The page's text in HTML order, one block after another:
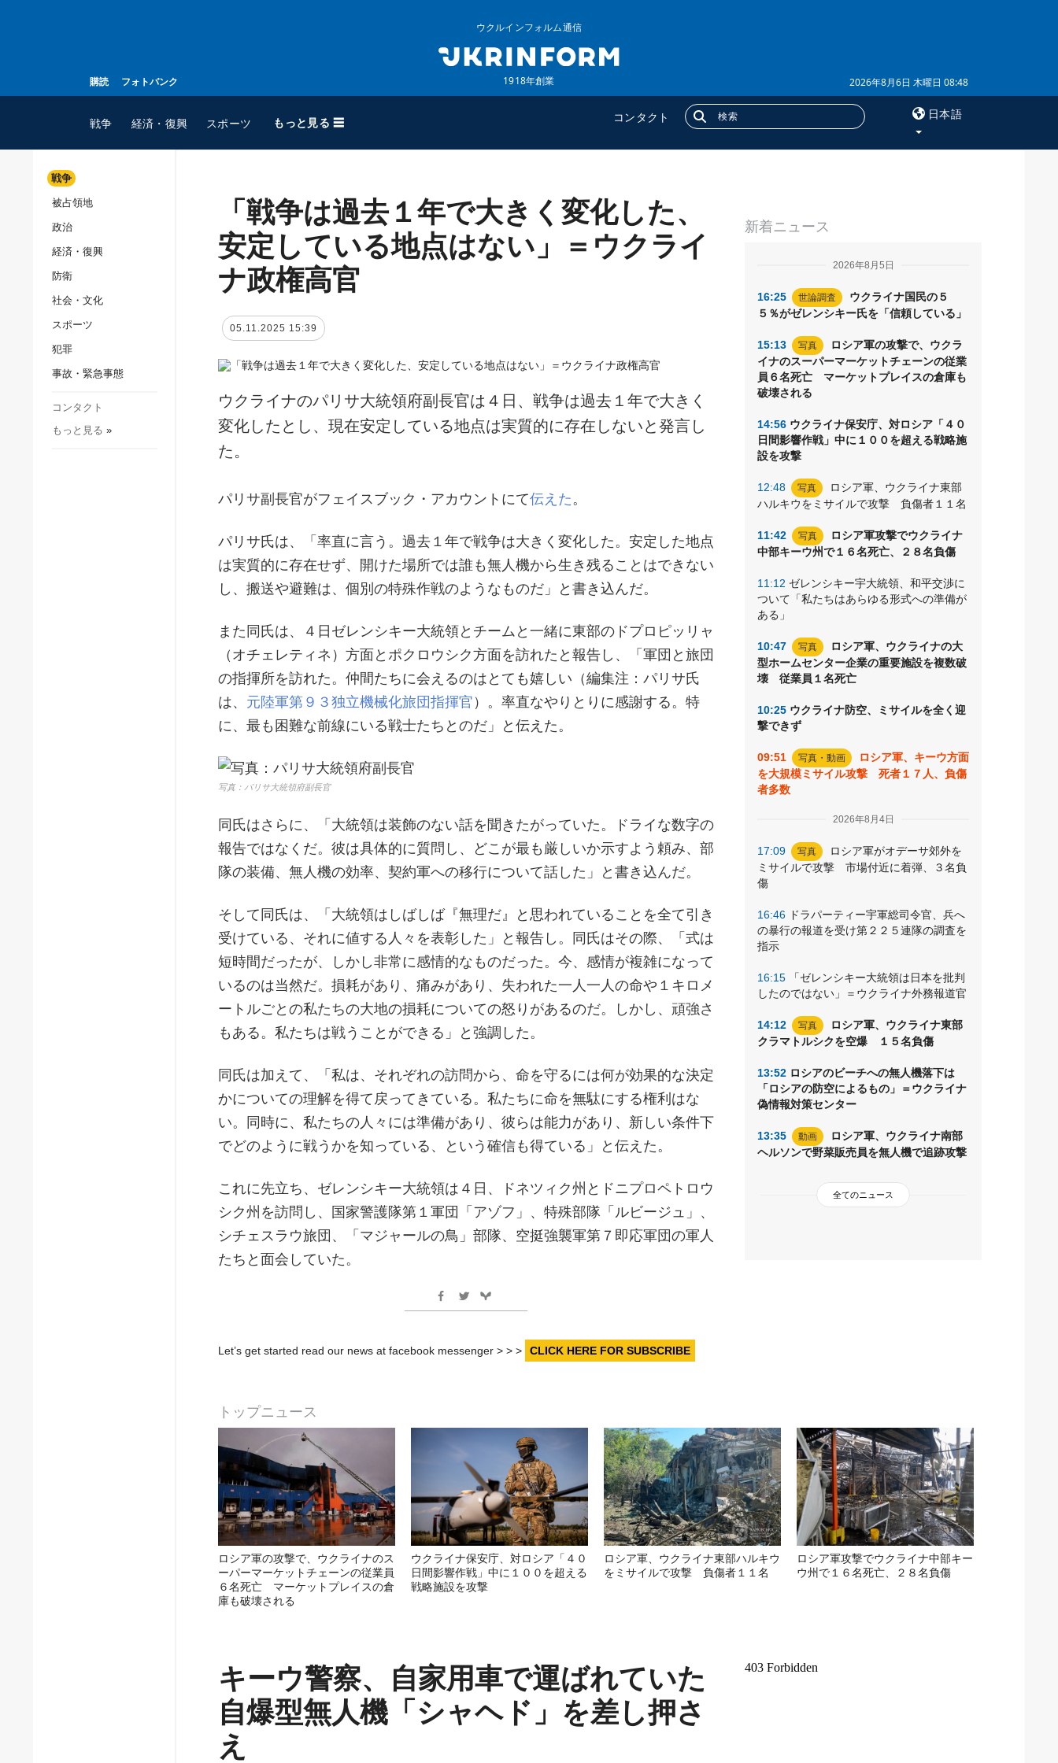
購読 フォトバンク
ウクルインフォルム通信
1918年創業 2026年8月6日 木曜日 08:48
戦争 経済・復興 スポーツ もっと見る ☰ コンタクト 日本語
スポーツ
ウクルインフォルム
ウクルインフォルムについ
て
コンタクト
追加
インタビュー
購読
戦争
被占領地
政治
経済・復興
防衛
社会・文化
スポーツ
犯罪
事故・緊急事態
コンタクト
もっと見る »
新着ニュース
2026年8月5日
16:25 世論調査
ウクライナ国民の５
５％がゼレンシキー氏を「信頼している」
15:13 写真
ロシア軍の攻撃で、ウクラ
イナのスーパーマーケットチェーンの従業
員６名死亡 マーケットプレイスの倉庫も
破壊される
14:56 ウクライナ保安庁、対ロシア「４０
日間影響作戦」中に１００を超える戦略施
設を攻撃
12:48 写真
ロシア軍、ウクライナ東部
ハルキウをミサイルで攻撃 負傷者１１名
11:42 写真
ロシア軍攻撃でウクライナ
中部キーウ州で１６名死亡、２８名負傷
11:12 ゼレンシキー宇大統領、和平交渉に
ついて「私たちはあらゆる形式への準備が
ある」
10:47 写真
ロシア軍、ウクライナの大
型ホームセンター企業の重要施設を複数破
壊 従業員１名死亡
10:25 ウクライナ防空、ミサイルを全く迎
撃できず
09:51 写真・動画
ロシア軍、キーウ方面
を大規模ミサイル攻撃 死者１７人、負傷
者多数
2026年8月4日
17:09 写真
ロシア軍がオデーサ郊外を
ミサイルで攻撃 市場付近に着弾、３名負
傷
16:46 ドラパーティー宇軍総司令官、兵へ
の暴行の報道を受け第２２５連隊の調査を
指示
16:15 「ゼレンシキー大統領は日本を批判
したのではない」＝ウクライナ外務報道官
14:12 写真
ロシア軍、ウクライナ東部
クラマトルシクを空爆 １５名負傷
13:52 ロシアのビーチへの無人機落下は
「ロシアの防空によるもの」＝ウクライナ
偽情報対策センター
13:35 動画
ロシア軍、ウクライナ南部
ヘルソンで野菜販売員を無人機で追跡攻撃
全てのニュース
「戦争は過去１年で大きく変化した、
安定している地点はない」＝ウクライ
ナ政権高官
05.11.2025 15:39
ウクライナのパリサ大統領府副長官は４日、戦争は過去１年で大きく
変化したとし、現在安定している地点は実質的に存在しないと発言し
た。
パリサ副長官がフェイスブック・アカウントにて伝えた 。
パリサ氏は、「率直に言う。過去１年で戦争は大きく変化した。安定した地点
は実質的に存在せず、開けた場所では誰も無人機から生き残ることはできない
し、搬送や避難は、個別の特殊作戦のようなものだ」と書き込んだ。
また同氏は、４日ゼレンシキー大統領とチームと一緒に東部のドプロピッリャ
（オチェレティネ）方面とポクロウシク方面を訪れたと報告し、「軍団と旅団
の指揮所を訪れた。仲間たちに会えるのはとても嬉しい（編集注：パリサ氏
は、 元陸軍第９３独立機械化旅団指揮官 ）。率直なやりとりに感謝する。特
に、最も困難な前線にいる戦士たちとのだ」と伝えた。
写真：パリサ大統領府副長官
同氏はさらに、「大統領は装飾のない話を聞きたがっていた。ドライな数字の
報告ではなくだ。彼は具体的に質問し、どこが最も厳しいか示すよう頼み、部
隊の装備、無人機の効率、契約軍への移行について話した」と書き込んだ。
そして同氏は、「大統領はしばしば『無理だ』と思われていることを全て引き
受けている、それに値する人々を表彰した」と報告し。同氏はその際、「式は
短時間だったが、しかし非常に感情的なものだった。今、感情が複雑になって
いるのは当然だ。損耗があり、痛みがあり、失われた一人一人の命や１キロメ
ートルごとの私たちの大地の損耗についての怒りがあるのだ。しかし、頑強さ
もある。私たちは戦うことができる」と強調した。
同氏は加えて、「私は、それぞれの訪問から、命を守るには何が効果的な決定
かについての理解を得て戻ってきている。私たちに命を無駄にする権利はな
い。同時に、私たちの人々には準備があり、彼らは能力があり、新しい条件下
でどのように戦うかを知っている、という確信も得ている」と伝えた。
これに先立ち、ゼレンシキー大統領は４日、ドネツィク州とドニプロペトロウ
シク州を訪問し、国家警護隊第１軍団「アゾフ」、特殊部隊「ルビージュ」、
シチェスラウ旅団、「マジャールの鳥」部隊、空挺強襲軍第７即応軍団の軍人
たちと面会していた。
Let’s get started read our news at facebook messenger > > > CLICK HERE FOR SUBSCRIBE
トップニュース
ロシア軍の攻撃で、ウクライナのス
ーパーマーケットチェーンの従業員
６名死亡 マーケットプレイスの倉
庫も破壊される
ウクライナ保安庁、対ロシア「４０
日間影響作戦」中に１００を超える
戦略施設を攻撃
ロシア軍、ウクライナ東部ハルキウ
をミサイルで攻撃 負傷者１１名
ロシア軍攻撃でウクライナ中部キー
ウ州で１６名死亡、２８名負傷
キーウ警察、自家用車で運ばれていた
自爆型無人機「シャヘド」を差し押さ
え